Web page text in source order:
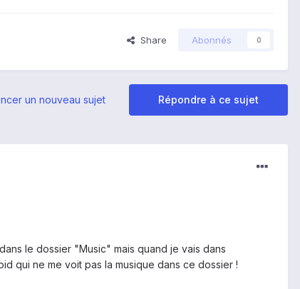
Share Abonnés 0
Répondre à ce sujet
un nouveau sujet
le dossier "Music" mais quand je vais dans
qui ne me voit pas la musique dans ce dossier !